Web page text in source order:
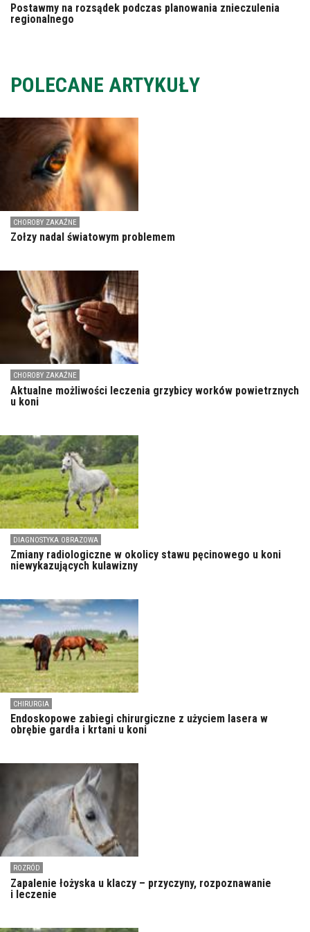
Postawmy na rozsądek podczas planowania znieczulenia
regionalnego
POLECANE ARTYKUŁY
CHOROBY ZAKAŹNE
Zołzy nadal światowym problemem
CHOROBY ZAKAŹNE
Aktualne możliwości leczenia grzybicy worków powietrznych
u koni
DIAGNOSTYKA OBRAZOWA
Zmiany radiologiczne w okolicy stawu pęcinowego u koni
niewykazujących kulawizny
CHIRURGIA
Endoskopowe zabiegi chirurgiczne z użyciem lasera w
obrębie gardła i krtani u koni
ROZRÓD
Zapalenie łożyska u klaczy – przyczyny, rozpoznawanie
i leczenie